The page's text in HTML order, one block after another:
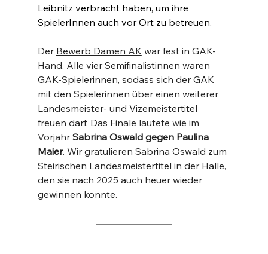
Leibnitz verbracht haben, um ihre
SpielerInnen auch vor Ort zu betreuen.
Der Bewerb Damen AK war fest in GAK-
Hand. Alle vier Semifinalistinnen waren
GAK-Spielerinnen, sodass sich der GAK
mit den Spielerinnen über einen weiterer
Landesmeister- und Vizemeistertitel
freuen darf. Das Finale lautete wie im
Vorjahr Sabrina Oswald gegen Paulina
Maier. Wir gratulieren Sabrina Oswald zum
Steirischen Landesmeistertitel in der Halle,
den sie nach 2025 auch heuer wieder
gewinnen konnte.